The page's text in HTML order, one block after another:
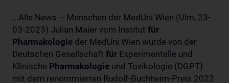
...Alle News – Menschen der MedUni Wien (Ulm, 23-
03-2023) Julian Maier vom Institut für
Pharmakologie der MedUni Wien wurde von der
Deutschen Gesellschaft für Experimentelle und
Klinische Pharmakologie und Toxikologie (DGPT)
mit dem renommierten Rudolf-Buchheim-Preis 2022